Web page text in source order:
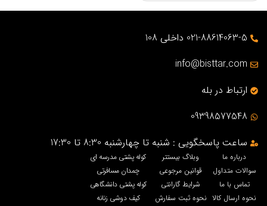
021-88614063-5 داخلی 108
info@bisttar.com
ارتباط در بله
09398577548
ساعت پاسخگویی : شنبه تا چهارشنبه 8:30 تا 17:30
درباره ما
سوالات متداول
تماس با ما
نحوه ارسال کالا
وبلاگ بیستتر
قوانین مرجوعی
شرایط گارانتی
نحوه ثبت سفارش
کوله پشتی مدرسه ای
چمدان مسافرتی
کوله پشتی دانشگاهی
کیف دوشی زنانه